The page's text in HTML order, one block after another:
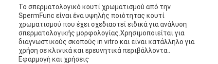
Το σπερματολογικό κουτί χρωματισμού από την
SpermFunc είναι ένα υψηλής ποιότητας κουτί
χρωματισμού που έχει σχεδιαστεί ειδικά για ανάλυση
σπερματολογικής μορφολογίας.Χρησιμοποιείται για
διαγνωστικούς σκοπούς in vitro και είναι κατάλληλο για
χρήση σε κλινικά και ερευνητικά περιβάλλοντα..
Εφαρμογή και χρήσεις